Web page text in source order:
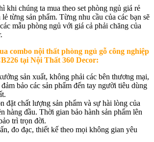
khi chúng ta mua theo set phòng ngủ giá rẻ
từng sản phẩm. Từng nhu cầu của các bạn sẽ
mẫu phòng ngủ với giá cả phải chăng của
combo nội thất phòng ngủ gỗ công nghiệp
tại Nội Thất 360 Decor:
sản xuất, không phải các bên thương mại,
bảo các sản phẩm đến tay người tiêu dùng
đặt chất lượng sản phẩm và sự hài lòng của
hàng đầu. Thời gian bảo hành sản phẩm lên
trì trọn đời.
đo đạc, thiết kế theo mọi không gian yêu